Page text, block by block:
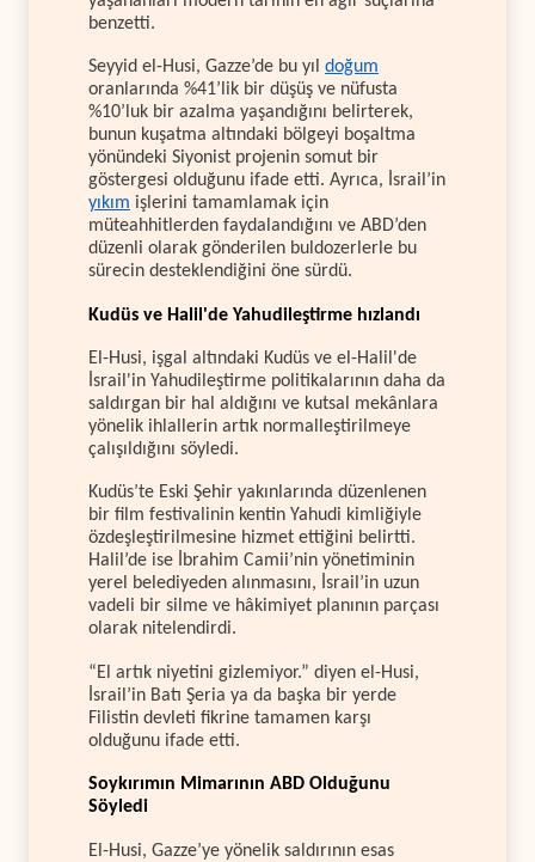
benzetti.
Seyyid el-Husi, Gazze’de bu yıl doğum
oranlarında %41’lik bir düşüş ve nüfusta
%10’luk bir azalma yaşandığını belirterek,
bunun kuşatma altındaki bölgeyi boşaltma
yönündeki Siyonist projenin somut bir
göstergesi olduğunu ifade etti. Ayrıca, İsrail’in
yıkım işlerini tamamlamak için
müteahhitlerden faydalandığını ve ABD’den
düzenli olarak gönderilen buldozerlerle bu
sürecin desteklendiğini öne sürdü.
Kudüs ve Halil'de Yahudileştirme hızlandı
El-Husi, işgal altındaki Kudüs ve el-Halil'de
İsrail'in Yahudileştirme politikalarının daha da
saldırgan bir hal aldığını ve kutsal mekânlara
yönelik ihlallerin artık normalleştirilmeye
çalışıldığını söyledi.
Kudüs’te Eski Şehir yakınlarında düzenlenen
bir film festivalinin kentin Yahudi kimliğiyle
özdeşleştirilmesine hizmet ettiğini belirtti.
Halil’de ise İbrahim Camii’nin yönetiminin
yerel belediyeden alınmasını, İsrail’in uzun
vadeli bir silme ve hâkimiyet planının parçası
olarak nitelendirdi.
“El artık niyetini gizlemiyor.” diyen el-Husi,
İsrail’in Batı Şeria ya da başka bir yerde
Filistin devleti fikrine tamamen karşı
olduğunu ifade etti.
Soykırımın Mimarının ABD Olduğunu
Söyledi
El-Husi, Gazze’ye yönelik saldırının esas